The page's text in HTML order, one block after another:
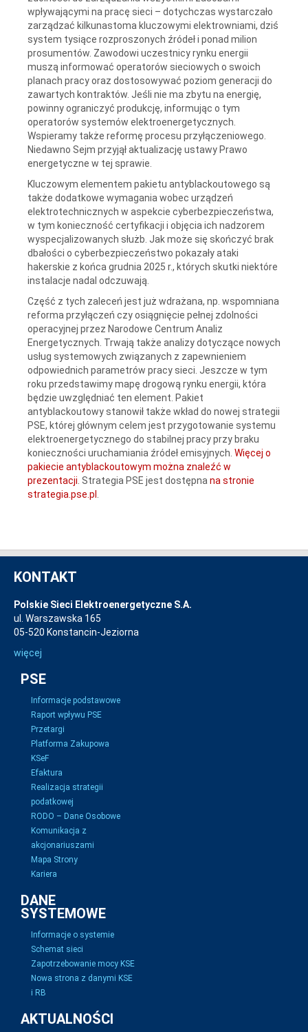
wpływającymi na pracę sieci – dotychczas wystarczało
zarządzać kilkunastoma kluczowymi elektrowniami, dziś
system tysiące rozproszonych źródeł i ponad milion
prosumentów. Zawodowi uczestnicy rynku energii
muszą informować operatorów sieciowych o swoich
planach pracy oraz dostosowywać poziom generacji do
zawartych kontraktów. Jeśli nie ma zbytu na energię,
powinny ograniczyć produkcję, informując o tym
operatorów systemów elektroenergetycznych.
Wspieramy także reformę procesu przyłączeniowego.
Niedawno Sejm przyjął aktualizację ustawy Prawo
energetyczne w tej sprawie.
Kluczowym elementem pakietu antyblackoutowego są
także dodatkowe wymagania wobec urządzeń
elektrotechnicznych w aspekcie cyberbezpieczeństwa,
w tym konieczność certyfikacji i objęcia ich nadzorem
wyspecjalizowanych służb. Jak może się skończyć brak
dbałości o cyberbezpieczeństwo pokazały ataki
hakerskie z końca grudnia 2025 r., których skutki niektóre
instalacje nadal odczuwają.
Część z tych zaleceń jest już wdrażana, np. wspomniana
reforma przyłączeń czy osiągnięcie pełnej zdolności
operacyjnej przez Narodowe Centrum Analiz
Energetycznych. Trwają także analizy dotyczące nowych
usług systemowych związanych z zapewnieniem
odpowiednich parametrów pracy sieci. Jeszcze w tym
roku przedstawimy mapę drogową rynku energii, która
będzie uwzględniać ten element. Pakiet
antyblackoutowy stanowił także wkład do nowej strategii
PSE, której głównym celem jest przygotowanie systemu
elektroenergetycznego do stabilnej pracy przy braku
konieczności uruchamiania źródeł emisyjnych. Więcej o
pakiecie antyblackoutowym można znaleźć w
prezentacji . Strategia PSE jest dostępna na stronie
strategia.pse.pl
KONTAKT
Polskie Sieci Elektroenergetyczne S.A.
ul. Warszawska 165
05-520 Konstancin-Jeziorna
więcej
PSE
Informacje podstawowe
Raport wpływu PSE
Przetargi
Platforma Zakupowa
KSeF
Efaktura
Realizacja strategii
podatkowej
RODO – Dane Osobowe
Komunikacja z
akcjonariuszami
Mapa Strony
Kariera
DANE
SYSTEMOWE
Informacje o systemie
Schemat sieci
Zapotrzebowanie mocy KSE
Nowa strona z danymi KSE
i RB
AKTUALNOŚCI